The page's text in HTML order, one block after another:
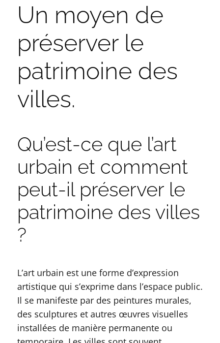
Un moyen de
préserver le
patrimoine des
villes.
Qu’est-ce que l’art
urbain et comment
peut-il préserver le
patrimoine des villes
?
L’art urbain est une forme d’expression
artistique qui s’exprime dans l’espace public.
Il se manifeste par des peintures murales,
des sculptures et autres œuvres visuelles
installées de manière permanente ou